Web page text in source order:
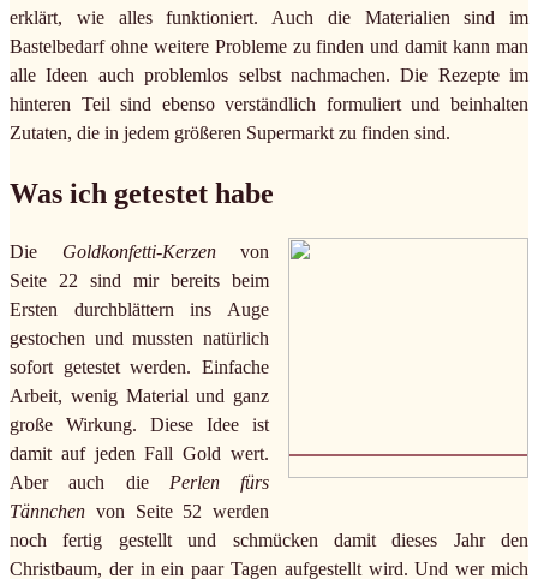
erklärt, wie alles funktioniert. Auch die Materialien sind im
Bastelbedarf ohne weitere Probleme zu finden und damit kann man
alle Ideen auch problemlos selbst nachmachen. Die Rezepte im
hinteren Teil sind ebenso verständlich formuliert und beinhalten
Zutaten, die in jedem größeren Supermarkt zu finden sind.
Was ich getestet habe
Die Goldkonfetti-Kerzenvon
Seite 22 sind mir bereits beim
Ersten durchblättern ins Auge
gestochen und mussten natürlich
sofort getestet werden. Einfache
Arbeit, wenig Material und ganz
große Wirkung. Diese Idee ist
damit auf jeden Fall Gold wert.
Aber auch die Perlen fürs
Tännchen von Seite 52 werden
noch fertig gestellt und schmücken damit dieses Jahr den
Christbaum, der in ein paar Tagen aufgestellt wird. Und wer mich